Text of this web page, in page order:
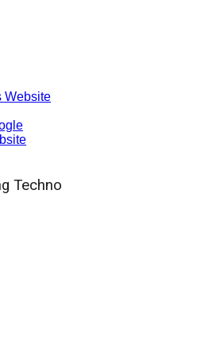
Website
Techno